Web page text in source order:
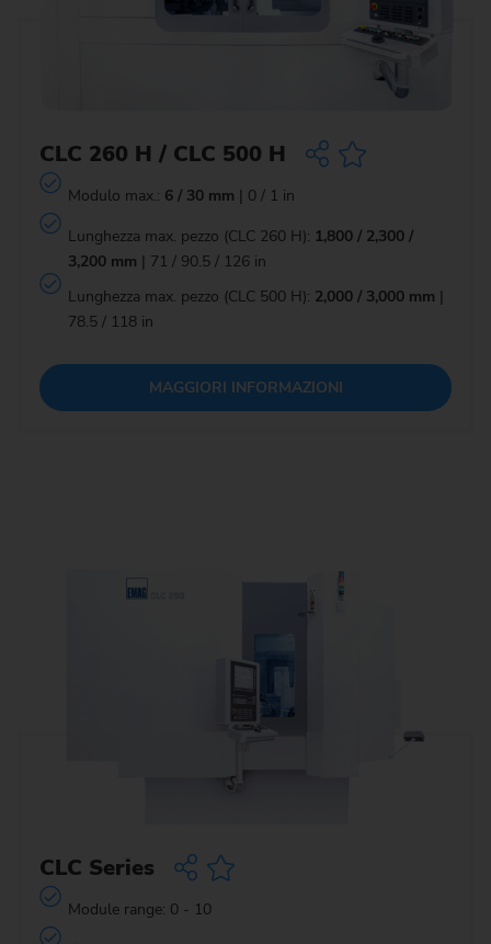
CLC 260 H / CLC 500 H
Modulo max.: 6 / 30 mm | 0 / 1 in
Lunghezza max. pezzo (CLC 260 H): 1,800 / 2,300 /
3,200 mm | 71 / 90.5 / 126 in
Lunghezza max. pezzo (CLC 500 H): 2,000 / 3,000 mm |
78.5 / 118 in
MAGGIORI INFORMAZIONI
CLC Series
Module range: 0 - 10